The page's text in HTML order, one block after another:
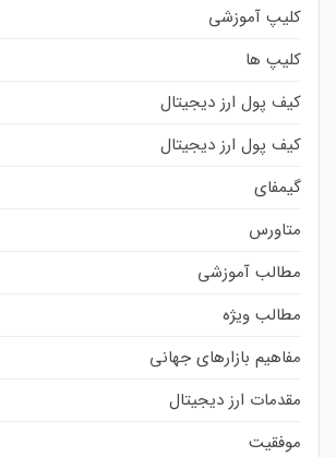
کلیپ آموزشی
کلیپ ها
کیف پول ارز دیجیتال
کیف پول ارز دیجیتال
گیمفای
متاورس
مطالب آموزشی
مطالب ویژه
مفاهیم بازارهای جهانی
مقدمات ارز دیجیتال
موفقیت